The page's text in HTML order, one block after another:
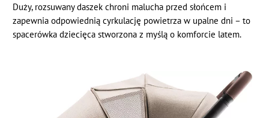
Duży, rozsuwany daszek chroni malucha przed słońcem i
zapewnia odpowiednią cyrkulację powietrza w upalne dni – to
spacerówka dziecięca stworzona z myślą o komforcie latem.